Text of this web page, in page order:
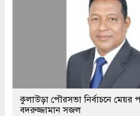
কুলাউড়া পৌরসভা নির্বাচনে মেয়র
বদরুজ্জামান সজল